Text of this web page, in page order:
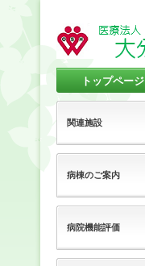
トップページ
関連施設
病棟のご案内
病院機能評価